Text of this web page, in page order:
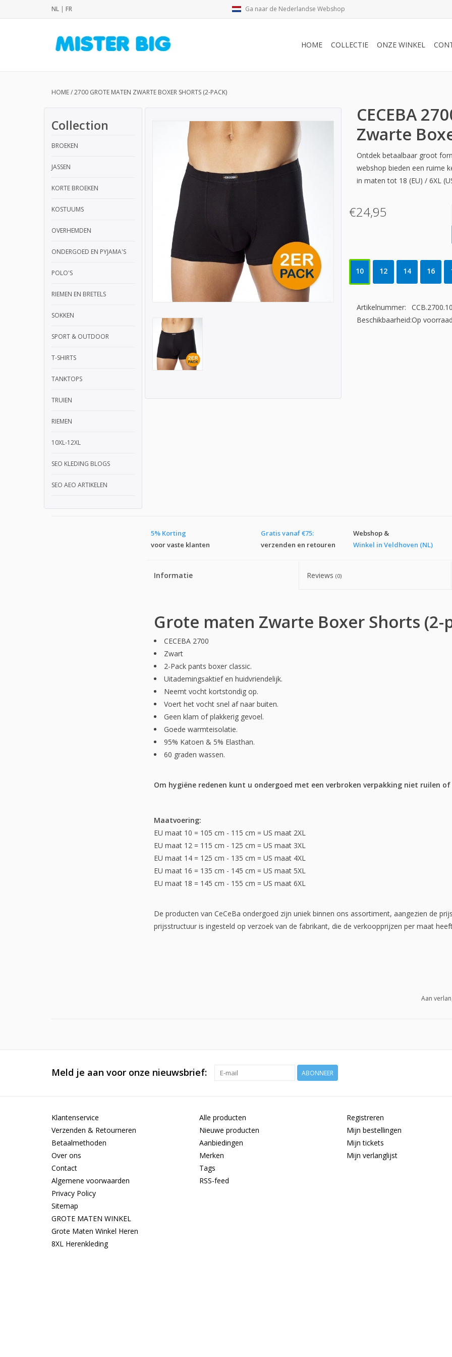
NL | FR Ga naar de Nederlandse Webshop
HOME COLLECTIE ONZE WINKEL
HOME/2700 GROTE MATEN ZWARTE BOXER SHORTS (2-PACK)
Collection
BROEKEN
JASSEN
KORTE BROEKEN
KOSTUUMS
OVERHEMDEN
ONDERGOED EN PYJAMA'S
POLO'S
RIEMEN EN BRETELS
SOKKEN
SPORT & OUTDOOR
T-SHIRTS
TANKTOPS
TRUIEN
RIEMEN
10XL-12XL
SEO KLEDING BLOGS
SEO AEO ARTIKELEN
CECEBA
Zwarte
Ontdek betaalbaar groot
webshop bieden een ruime
in maten tot 18 (EU) / 6XL
€24,95
10 12 14 16
Artikelnummer:
CCB.2700.10
Beschikbaarheid:Op voorraad
5% Korting
voor vaste klanten
Gratis vanaf €75:
verzenden en retouren
Webshop &
Winkel in Veldhoven (NL)
Informatie Reviews (0)
Grote maten Zwarte Boxer Shorts (2-
CECEBA 2700
Zwart
2-Pack pants boxer classic.
Uitademingsaktief en huidvriendelijk.
Neemt vocht kortstondig op.
Voert het vocht snel af naar buiten.
Geen klam of plakkerig gevoel.
Goede warmteisolatie.
95% Katoen & 5% Elasthan.
60 graden wassen.
Om hygiëne redenen kunt u ondergoed met een verbroken verpakking niet ruilen
Maatvoering:
EU maat 10 = 105 cm - 115 cm = US maat 2XL
EU maat 12 = 115 cm - 125 cm = US maat 3XL
EU maat 14 = 125 cm - 135 cm = US maat 4XL
EU maat 16 = 135 cm - 145 cm = US maat 5XL
EU maat 18 = 145 cm - 155 cm = US maat 6XL
De producten van CeCeBa ondergoed zijn uniek binnen ons assortiment, aangezien de
prijsstructuur is ingesteld op verzoek van de fabrikant, die de verkoopprijzen per maat
Aan
Meld je aan voor onze nieuwsbrief: ABONNEER
Klantenservice
Verzenden & Retourneren
Betaalmethoden
Over ons
Contact
Algemene voorwaarden
Privacy Policy
Sitemap
GROTE MATEN WINKEL
Grote Maten Winkel Heren
8XL Herenkleding
Alle producten
Nieuwe producten
Aanbiedingen
Merken
Tags
RSS-feed
Registreren
Mijn bestellingen
Mijn tickets
Mijn verlanglijst